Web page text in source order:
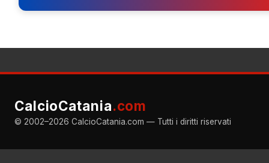
CalcioCatania.com
© 2002–2026 CalcioCatania.com — Tutti i diritti riservati